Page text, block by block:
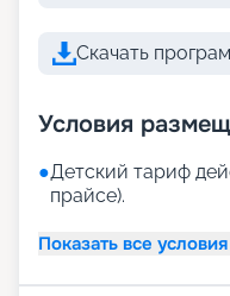
Скачать
Условия
●Детский тариф
прайсе).
Показать все условия